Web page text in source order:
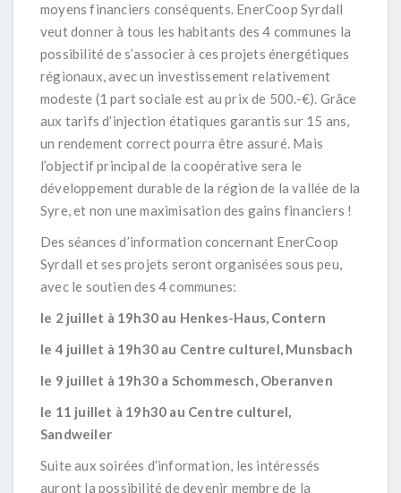
moyens financiers conséquents. EnerCoop Syrdall
veut donner à tous les habitants des 4 communes la
possibilité de s’associer à ces projets énergétiques
régionaux, avec un investissement relativement
modeste (1 part sociale est au prix de 500.-€). Grâce
aux tarifs d’injection étatiques garantis sur 15 ans,
un rendement correct pourra être assuré. Mais
l’objectif principal de la coopérative sera le
développement durable de la région de la vallée de la
Syre, et non une maximisation des gains financiers !
Des séances d’information concernant EnerCoop
Syrdall et ses projets seront organisées sous peu,
avec le soutien des 4 communes:
le 2 juillet à 19h30 au Henkes-Haus, Contern
le 4 juillet à 19h30 au Centre culturel, Munsbach
le 9 juillet à 19h30 a Schommesch, Oberanven
le 11 juillet à 19h30 au Centre culturel,
Sandweiler
Suite aux soirées d’information, les intéressés
auront la possibilité de devenir membre de la